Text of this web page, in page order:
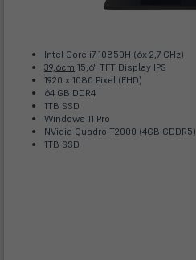
Intel Core i7-10850H (6x 2,7 GHz)
39,6cm 15,6" TFT Display IPS
1920 x 1080 Pixel (FHD)
64 GB DDR4
1TB SSD
Windows 11 Pro
NVidia Quadro T2000 (4GB GDDR5)
1TB SSD